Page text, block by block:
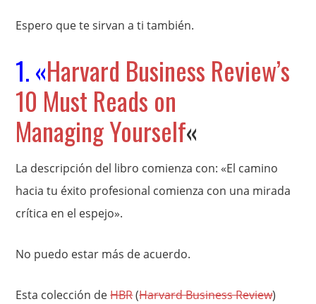
Espero que te sirvan a ti también.
1. «Harvard Business Review’s
10 Must Reads on
Managing Yourself«
La descripción del libro comienza con: «El camino
hacia tu éxito profesional comienza con una mirada
crítica en el espejo».
No puedo estar más de acuerdo.
Esta colección deHBR(Harvard Business Review)